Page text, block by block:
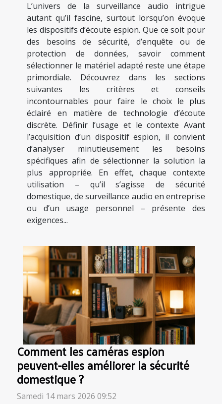
L’univers de la surveillance audio intrigue
autant qu’il fascine, surtout lorsqu’on évoque
les dispositifs d’écoute espion. Que ce soit pour
des besoins de sécurité, d’enquête ou de
protection de données, savoir comment
sélectionner le matériel adapté reste une étape
primordiale. Découvrez dans les sections
suivantes les critères et conseils
incontournables pour faire le choix le plus
éclairé en matière de technologie d’écoute
discrète. Définir l’usage et le contexte Avant
l’acquisition d’un dispositif espion, il convient
d’analyser minutieusement les besoins
spécifiques afin de sélectionner la solution la
plus appropriée. En effet, chaque contexte
utilisation – qu’il s’agisse de sécurité
domestique, de surveillance audio en entreprise
ou d’un usage personnel – présente des
exigences...
Comment les caméras espion
peuvent-elles améliorer la sécurité
domestique ?
Samedi 14 mars 2026 09:52